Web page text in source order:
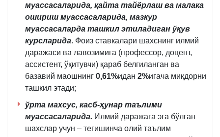
муассасаларида, қайта тайёрлаш ва малака
ошириш муассасаларида, мазкур
муассасаларда ташкил этиладиган ўқув
курсларида. Фоиз ставкалари шахснинг илмий
даражаси ва лавозимига (профессор, доцент,
ассистент, ўқитувчи) қараб белгиланган ва
базавий маошнинг 0,61%идан 2%игача миқдорни
ташкил этади;
ўрта махсус, касб-ҳунар таълими
муассасаларида. Илмий даражага эга бўлган
шахслар учун – тегишинча олий таълим